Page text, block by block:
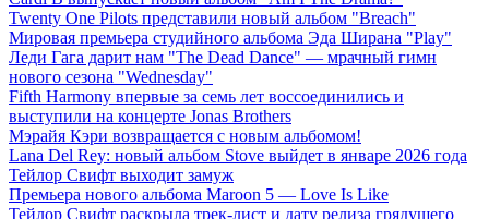
Twenty One Pilots представили новый альбом "Breach"
Мировая премьера студийного альбома Эда Ширана "Play"
Леди Гага дарит нам "The Dead Dance" — мрачный гимн
нового сезона "Wednesday"
Fifth Harmony впервые за семь лет воссоединились и
выступили на концерте Jonas Brothers
Мэрайя Кэри возвращается с новым альбомом!
Lana Del Rey: новый альбом Stove выйдет в январе 2026 года
Тейлор Свифт выходит замуж
Премьера нового альбома Maroon 5 — Love Is Like
Тейлор Свифт раскрыла трек-лист и дату релиза грядущего